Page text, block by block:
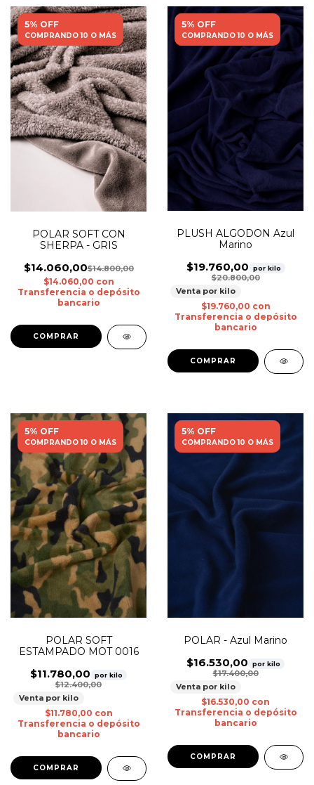
5% OFF
COMPRANDO 10 O MÁS
POLAR SOFT CON
SHERPA - GRIS
$14.060,00$14.800,00
$14.060,00 con
Transferencia o depósito
bancario
5% OFF
COMPRANDO 10 O MÁS
PLUSH ALGODON Azul
Marino
$19.760,00 por kilo
$20.800,00
Venta por kilo
$19.760,00 con
Transferencia o depósito
bancario
5% OFF
COMPRANDO 10 O MÁS
POLAR SOFT
ESTAMPADO MOT 0016
$11.780,00 por kilo
$12.400,00
Venta por kilo
$11.780,00 con
Transferencia o depósito
bancario
5% OFF
COMPRANDO 10 O MÁS
POLAR - Azul Marino
$16.530,00 por kilo
$17.400,00
Venta por kilo
$16.530,00 con
Transferencia o depósito
bancario